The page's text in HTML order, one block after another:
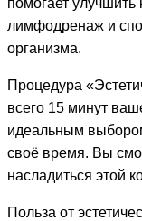
лимфодренаж и
организма.
Процедура
всего 15 минут
идеальным
своё время. Вы
насладиться этой
Польза от